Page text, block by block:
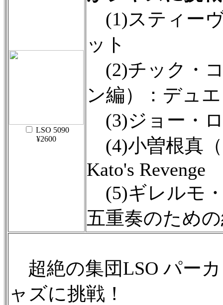
LSO 5090
¥2600
(1)スティー
ット
(2)チック・
ン編）：デュ
(3)ジョー・ロ
(4)小曽根真
Kato's Revenge
(5)ギレルモ
五重奏のため
超絶の集団LSO パー
ャズに挑戦！